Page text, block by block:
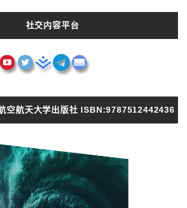
社交内容平台
空航天大学出版社 ISBN:9787512442436